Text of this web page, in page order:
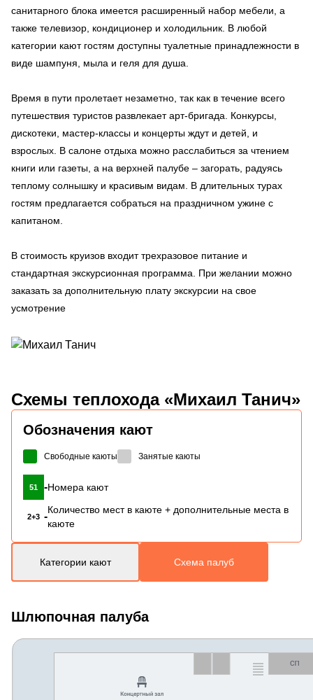
санитарного блока имеется расширенный набор мебели, а
также телевизор, кондиционер и холодильник. В любой
категории кают гостям доступны туалетные принадлежности в
виде шампуня, мыла и геля для душа.
Время в пути пролетает незаметно, так как в течение всего
путешествия туристов развлекает арт-бригада. Конкурсы,
дискотеки, мастер-классы и концерты ждут и детей, и
взрослых. В салоне отдыха можно расслабиться за чтением
книги или газеты, а на верхней палубе – загорать, радуясь
теплому солнышку и красивым видам. В длительных турах
гостям предлагается собраться на праздничном ужине с
капитаном.
В стоимость круизов входит трехразовое питание и
стандартная экскурсионная программа. При желании можно
заказать за дополнительную плату экскурсии на свое
усмотрение
Схемы теплохода «Михаил Танич»
Обозначения кают
Свободные каюты Занятые каюты
51 -Номера кают
2+3 -
Количество мест в каюте + дополнительные места в
каюте
Категории кают Схема палуб
Шлюпочная палуба